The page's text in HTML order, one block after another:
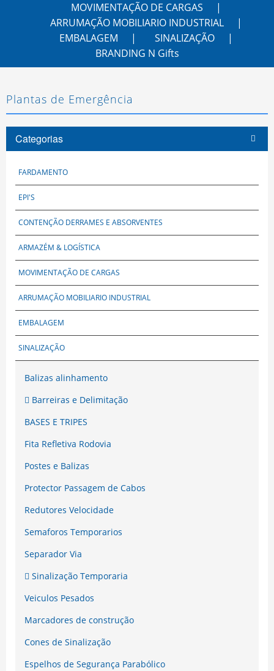
MOVIMENTAÇÃO DE CARGAS
ARRUMAÇÃO MOBILIARIO INDUSTRIAL
EMBALAGEM
SINALIZAÇÃO
BRANDING N Gifts
Plantas de Emergência
Categorias
FARDAMENTO
EPI'S
CONTENÇÃO DERRAMES E ABSORVENTES
ARMAZÉM & LOGÍSTICA
MOVIMENTAÇÃO DE CARGAS
ARRUMAÇÃO MOBILIARIO INDUSTRIAL
EMBALAGEM
SINALIZAÇÃO
Balizas alinhamento
Barreiras e Delimitação
BASES E TRIPES
Fita Refletiva Rodovia
Postes e Balizas
Protector Passagem de Cabos
Redutores Velocidade
Semaforos Temporarios
Separador Via
Sinalização Temporaria
Veiculos Pesados
Marcadores de construção
Cones de Sinalização
Espelhos de Segurança Parabólico